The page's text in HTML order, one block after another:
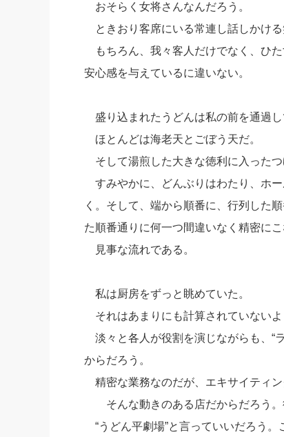
おそらく女将さんなんだろう。
ときおり客席にいる常連し話しかける
もちろん、我々客人だけでなく、ひ
安心感を与えているに違いない。
盛り込まれたうどんは私の前を通過し
ほとんどは海老天とごぼう天だ。
そして湯煎した大きな徳利に入ったつ
すみやかに、どんぶりはわたり、ホ
く。そして、端から順番に、行列した
た順番通りに何一つ間違いなく精密にこ
見事な流れである。
私は厨房をずっと眺めていた。
それはあまりにも計算されていないよ
淡々と各人が役割を演じながらも、“
からだろう。
精密な業務なのだが、エキサイティン
そんな動きのある店だからだろう。
“うどん平劇場”と言っていいだろう